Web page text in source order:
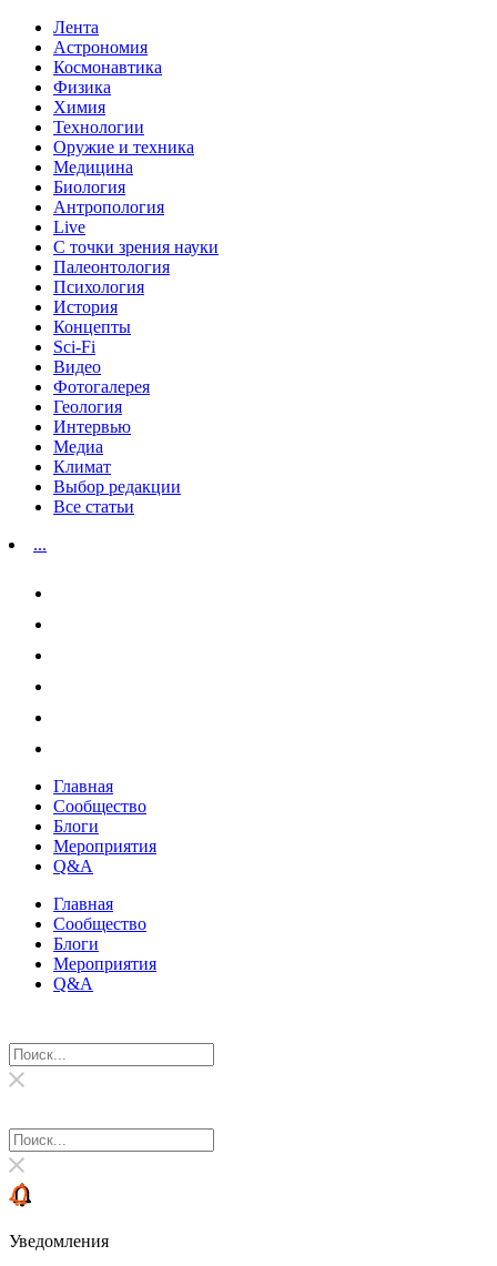
Лента
Астрономия
Космонавтика
Физика
Химия
Технологии
Оружие и техника
Медицина
Биология
Антропология
Live
С точки зрения науки
Палеонтология
Психология
История
Концепты
Sci-Fi
Видео
Фотогалерея
Геология
Интервью
Медиа
Климат
Выбор редакции
Все статьи
...
Главная
Сообщество
Блоги
Мероприятия
Q&A
Главная
Сообщество
Блоги
Мероприятия
Q&A
Уведомления